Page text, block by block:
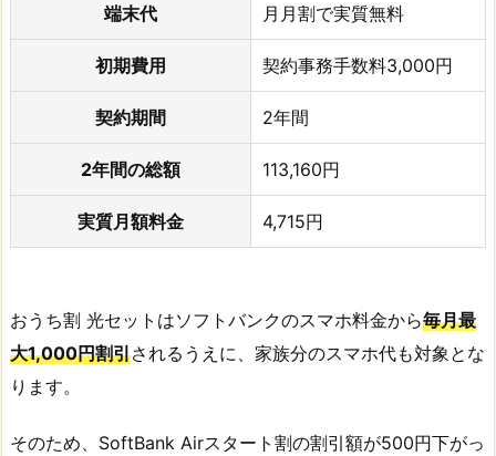
端末代 月月割で実質無料
初期費用 契約事務手数料3,000円
契約期間 2年間
2年間の総額 113,160円
実質月額料金 4,715円
おうち割 光セットはソフトバンクのスマホ料金から毎月最
大1,000円割引されるうえに、家族分のスマホ代も対象とな
ります。
そのため、SoftBank Airスタート割の割引額が500円下がっ